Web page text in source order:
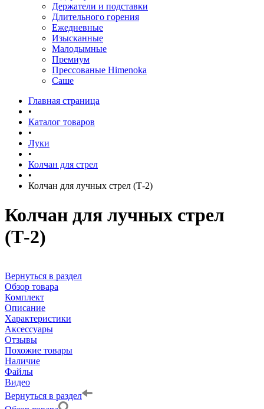
Держатели и подставки
Длительного горения
Ежедневные
Изысканные
Малодымные
Премиум
Прессованые Himenoka
Саше
Главная страница
•
Каталог товаров
•
Луки
•
Колчан для стрел
•
Колчан для лучных стрел (Т-2)
Колчан для лучных стрел
(Т-2)
Вернуться в раздел
Обзор товара
Комплект
Описание
Характеристики
Аксессуары
Отзывы
Похожие товары
Наличие
Файлы
Видео
Вернуться в раздел